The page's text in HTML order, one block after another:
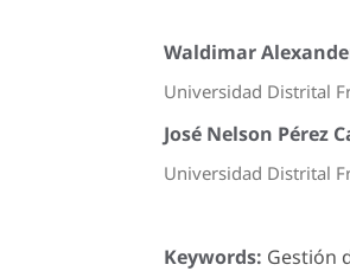
Waldimar
Universidad Distrital
José Nelson Pérez
Universidad Distrital
Keywords: Gestión